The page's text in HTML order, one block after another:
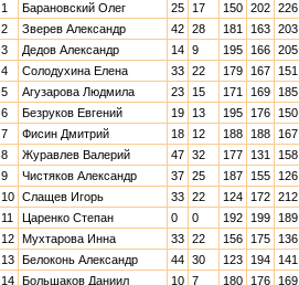
1
Барановский Олег 25 17 150 202 226
2
Зверев Александр 42 28 181 163 203
3
Дедов Александр 14 9 195 166 205
4
Солодухина Елена 33 22 179 167
151
5
Агузарова Людмила 23 15 171 169
185
6
Безруков Евгений 19 13 195 176
150
7
Фисин Дмитрий 18 12 188 188
167
8
Журавлев Валерий 47 32 177 131
158
9
Чистяков Александр 37 25 187 155
126
10 Слащев Игорь 33 22 124 172 212
11
Царенко Степан 0 0 192 199
189
12 Мухтарова Инна 33 22 156 175
136
13 Белоконь Александр 44 30 123 194
141
14 Большаков Даниил 10 7 180 176
169